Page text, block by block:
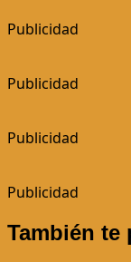
Publicidad
Publicidad
Publicidad
Publicidad
También te